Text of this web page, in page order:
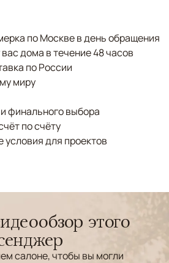
по Москве в день обращения
дома в течение 48 часов
по России
миру
финального выбора
по счёту
для проектов
этого
салоне, чтобы вы могли